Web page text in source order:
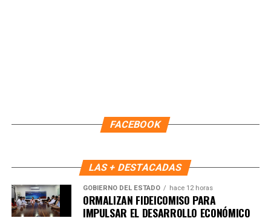
FACEBOOK
LAS + DESTACADAS
GOBIERNO DEL ESTADO hace 12 horas
ORMALIZAN FIDEICOMISO PARA
IMPULSAR EL DESARROLLO ECONÓMICO